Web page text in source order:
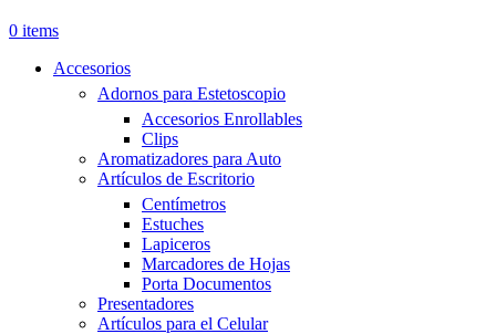
0 items
Accesorios
Adornos para Estetoscopio
Accesorios Enrollables
Clips
Aromatizadores para Auto
Artículos de Escritorio
Centímetros
Estuches
Lapiceros
Marcadores de Hojas
Porta Documentos
Presentadores
Artículos para el Celular